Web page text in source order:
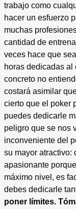
trabajo como
hacer un esfuerzo
muchas
cantidad de
veces hace que
horas dedicadas
concreto no
costará asimilar
cierto que el poker
puedes dedicarle
peligro que se nos
inconveniente del
su mayor atractivo:
apasionante
máximo nivel, es
debes dedicarle
poner límites.